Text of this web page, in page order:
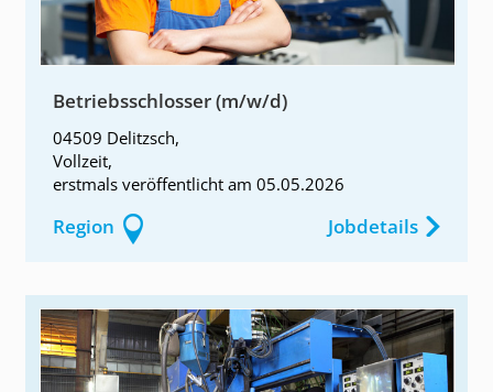
Betriebsschlosser (m/w/d)
04509 Delitzsch,
Vollzeit,
erstmals veröffentlicht am 05.05.2026
Jobdetails
Region